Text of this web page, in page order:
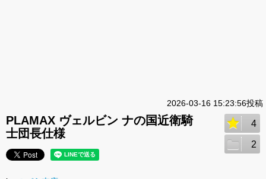
2026-03-16 15:23:56投稿
PLAMAX ヴェルビン ナの国近衛騎
士団長仕様
4
2